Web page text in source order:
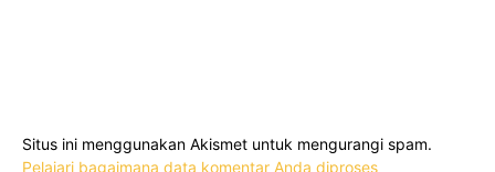
Situs ini menggunakan Akismet untuk mengurangi spam.
Pelajari bagaimana data komentar Anda diproses